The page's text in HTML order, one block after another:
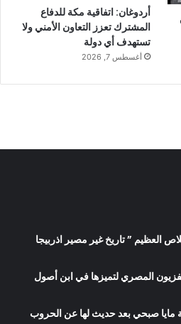
أردوغان: اتفاقية مكة للدفاع
المشترك تعزز التعاون الأمني ولا
تستهدف أي دولة
أغسطس 7, 2026
العظيم ” تاريخ غير مصير اذربيجا
المصري لتميزها في ابن أصول
مايا صبحي بعد حديث لها عن الحروب